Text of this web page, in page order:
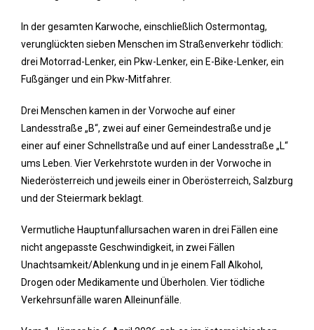
In der gesamten Karwoche, einschließlich Ostermontag,
verunglückten sieben Menschen im Straßenverkehr tödlich:
drei Motorrad-Lenker, ein Pkw-Lenker, ein E-Bike-Lenker, ein
Fußgänger und ein Pkw-Mitfahrer.
Drei Menschen kamen in der Vorwoche auf einer
Landesstraße „B“, zwei auf einer Gemeindestraße und je
einer auf einer Schnellstraße und auf einer Landesstraße „L“
ums Leben. Vier Verkehrstote wurden in der Vorwoche in
Niederösterreich und jeweils einer in Oberösterreich, Salzburg
und der Steiermark beklagt.
Vermutliche Hauptunfallursachen waren in drei Fällen eine
nicht angepasste Geschwindigkeit, in zwei Fällen
Unachtsamkeit/Ablenkung und in je einem Fall Alkohol,
Drogen oder Medikamente und Überholen. Vier tödliche
Verkehrsunfälle waren Alleinunfälle.